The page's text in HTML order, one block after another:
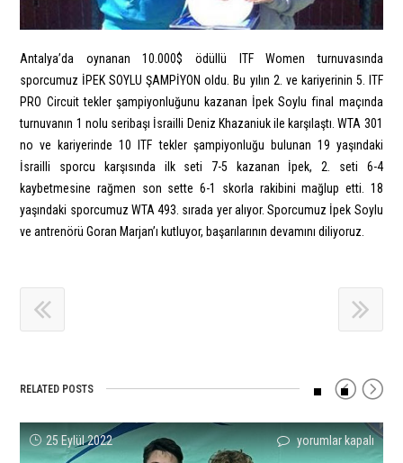
Antalya’da oynanan 10.000$ ödüllü ITF Women turnuvasında
sporcumuz İPEK SOYLU ŞAMPİYON oldu. Bu yılın 2. ve kariyerinin 5. ITF
PRO Circuit tekler şampiyonluğunu kazanan İpek Soylu final maçında
turnuvanın 1 nolu seribaşı İsrailli Deniz Khazaniuk ile karşılaştı.WTA 301
no ve kariyerinde 10 ITF tekler şampiyonluğu bulunan 19 yaşındaki
İsrailli sporcu karşısında ilk seti 7-5 kazanan İpek, 2. seti 6-4
kaybetmesine rağmen son sette 6-1 skorla rakibini mağlup etti. 18
yaşındaki sporcumuz WTA 493. sırada yer alıyor. Sporcumuz İpek Soylu
ve antrenörü Goran Marjan’ı kutluyor, başarılarının devamını diliyoruz.
RELATED POSTS
25 Eylül 2022
Eren
yorumlar kapalı
Başak’tan
yorumlar kapalı
Melisa
yorumlar kapalı
2017
yorumlar kapalı
İrem
yorumlar kapalı
14
yorumlar kapalı